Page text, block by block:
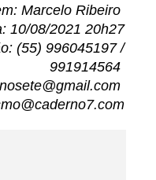
Marcelo Ribeiro
10/08/2021 20h27
(55) 996045197 /
991914564